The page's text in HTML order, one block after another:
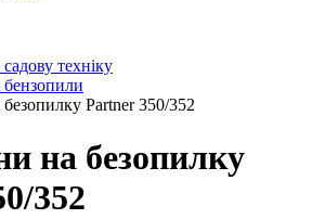
техніку
Partner 350/352
на безопилку
352